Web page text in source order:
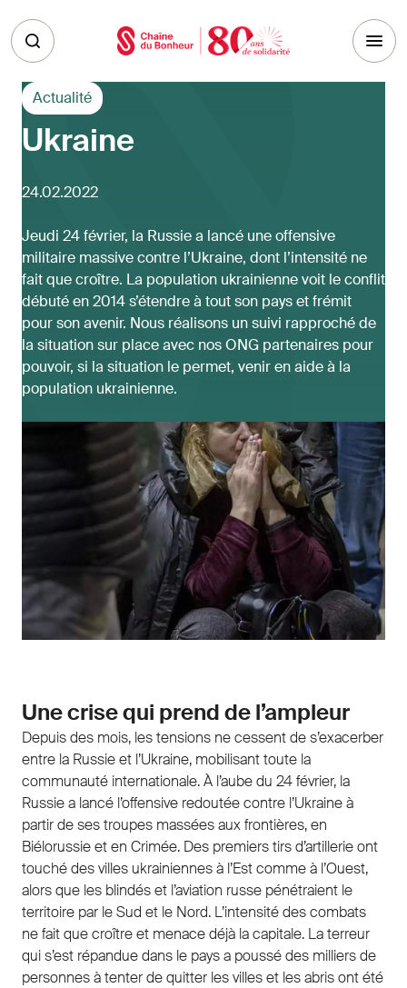
Actualité
Ukraine
24.02.2022
Jeudi 24 février, la Russie a lancé une offensive
militaire massive contre l’Ukraine, dont l’intensité ne
fait que croître. La population ukrainienne voit le conflit
débuté en 2014 s’étendre à tout son pays et frémit
pour son avenir. Nous réalisons un suivi rapproché de
la situation sur place avec nos ONG partenaires pour
pouvoir, si la situation le permet, venir en aide à la
population ukrainienne.
Une crise qui prend de l’ampleur
Depuis des mois, les tensions ne cessent de s’exacerber
entre la Russie et l’Ukraine, mobilisant toute la
communauté internationale. À l’aube du 24 février, la
Russie a lancé l’offensive redoutée contre l’Ukraine à
partir de ses troupes massées aux frontières, en
Biélorussie et en Crimée. Des premiers tirs d’artillerie ont
touché des villes ukrainiennes à l’Est comme à l’Ouest,
alors que les blindés et l’aviation russe pénétraient le
territoire par le Sud et le Nord. L’intensité des combats
ne fait que croître et menace déjà la capitale. La terreur
qui s’est répandue dans le pays a poussé des milliers de
personnes à tenter de quitter les villes et les abris ont été